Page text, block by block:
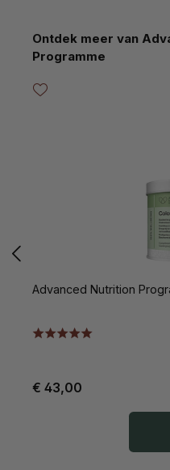
Productgalerij overslaan
Ontdek meer van
Programme
Advanced Nutrition
€ 43,00